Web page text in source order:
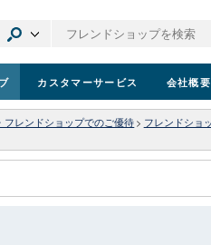
カスタマーサービス 会社概要
フレンドショップでのご優待 > フレンドショ